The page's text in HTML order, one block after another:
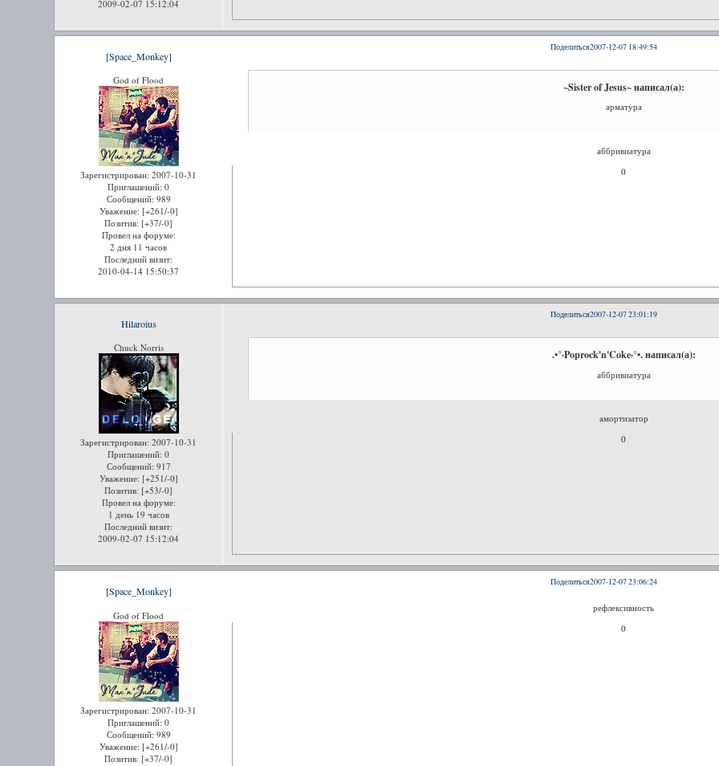
2009-02-07 15:12:04
Поделиться2007-12-07 18:49:54
[Space_Monkey]
God of Flood
Зарегистрирован: 2007-10-31
Приглашений: 0
Сообщений: 989
Уважение: [+261/-0]
Позитив: [+37/-0]
Провел на форуме:
2 дня 11 часов
Последний визит:
2010-04-14 15:50:37
~Sister of Jesus~ написал(а):
арматура
аббривиатура
0
Поделиться2007-12-07 23:01:19
Hilaroius
Chuck Norris
Зарегистрирован: 2007-10-31
Приглашений: 0
Сообщений: 917
Уважение: [+251/-0]
Позитив: [+53/-0]
Провел на форуме:
1 день 19 часов
Последний визит:
2009-02-07 15:12:04
.•°·Poprock'n'Coke·°•. написал(а):
аббривиатура
амортизатор
0
Поделиться2007-12-07 23:06:24
[Space_Monkey]
God of Flood
Зарегистрирован: 2007-10-31
Приглашений: 0
Сообщений: 989
Уважение: [+261/-0]
Позитив: [+37/-0]
рефлексивность
0